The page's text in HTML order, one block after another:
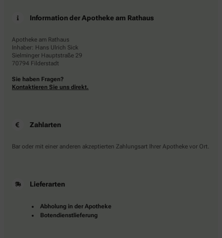
Information der Apotheke am Rathaus
Apotheke am Rathaus
Inhaber: Hans Ulrich Sick
Sielminger Hauptstraße 29
70794 Filderstadt
Sie haben Fragen?
Kontaktieren Sie uns direkt.
Zahlarten
Bar oder mit einer anderen akzeptierten Zahlungsart Ihrer Apotheke vor Ort.
Lieferarten
Abholung in der Apotheke
Botendienstlieferung